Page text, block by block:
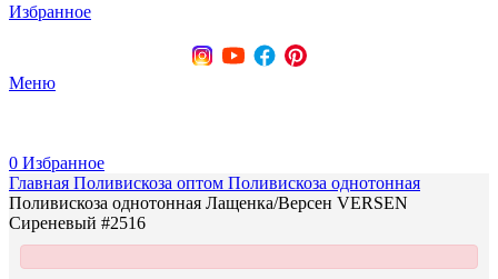
Избранное
Меню
0 Избранное
Главная Поливискоза оптом Поливискоза однотонная
Поливискоза однотонная Лащенка/Версен VERSEN
Сиреневый #2516